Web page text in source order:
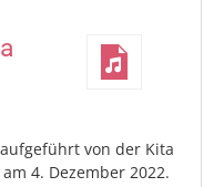
von der Kita
4. Dezember 2022.